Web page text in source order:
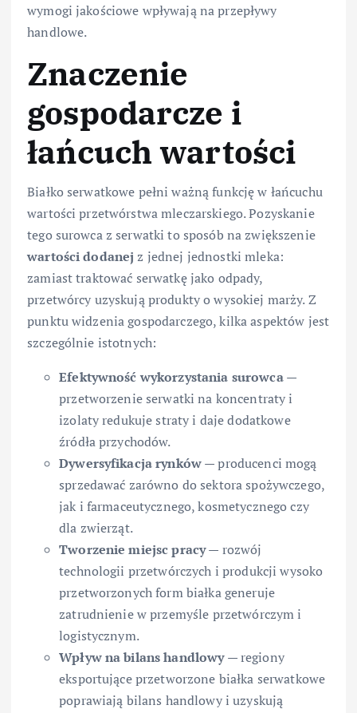
wymogi jakościowe wpływają na przepływy
handlowe.
Znaczenie
gospodarcze i
łańcuch wartości
Białko serwatkowe pełni ważną funkcję w łańcuchu
wartości przetwórstwa mleczarskiego. Pozyskanie
tego surowca z serwatki to sposób na zwiększenie
wartości dodanej z jednej jednostki mleka:
zamiast traktować serwatkę jako odpady,
przetwórcy uzyskują produkty o wysokiej marży. Z
punktu widzenia gospodarczego, kilka aspektów jest
szczególnie istotnych:
Efektywność wykorzystania surowca—
przetworzenie serwatki na koncentraty i
izolaty redukuje straty i daje dodatkowe
źródła przychodów.
Dywersyfikacja rynków— producenci mogą
sprzedawać zarówno do sektora spożywczego,
jak i farmaceutycznego, kosmetycznego czy
dla zwierząt.
Tworzenie miejsc pracy— rozwój
technologii przetwórczych i produkcji wysoko
przetworzonych form białka generuje
zatrudnienie w przemyśle przetwórczym i
logistycznym.
Wpływ na bilans handlowy— regiony
eksportujące przetworzone białka serwatkowe
poprawiają bilans handlowy i uzyskują